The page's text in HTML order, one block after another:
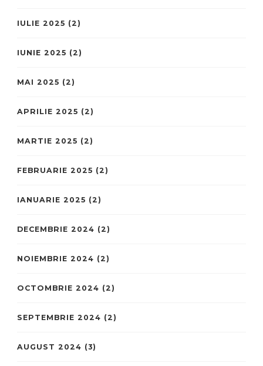
IULIE 2025 (2)
IUNIE 2025 (2)
MAI 2025 (2)
APRILIE 2025 (2)
MARTIE 2025 (2)
FEBRUARIE 2025 (2)
IANUARIE 2025 (2)
DECEMBRIE 2024 (2)
NOIEMBRIE 2024 (2)
OCTOMBRIE 2024 (2)
SEPTEMBRIE 2024 (2)
AUGUST 2024 (3)